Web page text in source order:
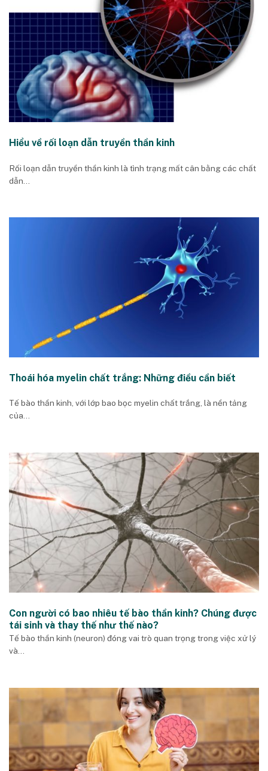
Hiểu về rối loạn dẫn truyền thần kinh
Rối loạn dẫn truyền thần kinh là tình trạng mất cân bằng các chất
dẫn...
Thoái hóa myelin chất trắng: Những điều cần biết
Tế bào thần kinh, với lớp bao bọc myelin chất trắng, là nền tảng
của...
Con người có bao nhiêu tế bào thần kinh? Chúng được
tái sinh và thay thế như thế nào?
Tế bào thần kinh (neuron) đóng vai trò quan trọng trong việc xử lý
và...